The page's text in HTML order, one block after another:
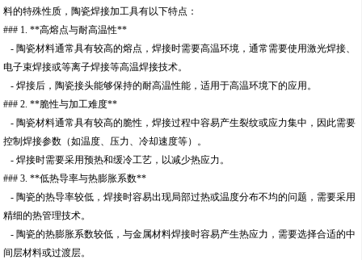
料的特殊性质，陶瓷焊接加工具有以下特点：
### 1. **高熔点与耐高温性**
- 陶瓷材料通常具有较高的熔点，焊接时需要高温环境，通常需要使用激光焊接、
电子束焊接或等离子焊接等高温焊接技术。
- 焊接后，陶瓷接头能够保持的耐高温性能，适用于高温环境下的应用。
### 2. **脆性与加工难度**
- 陶瓷材料通常具有较高的脆性，焊接过程中容易产生裂纹或应力集中，因此需要
控制焊接参数（如温度、压力、冷却速度等）。
- 焊接时需要采用预热和缓冷工艺，以减少热应力。
### 3. **低热导率与热膨胀系数**
- 陶瓷的热导率较低，焊接时容易出现局部过热或温度分布不均的问题，需要采用
精细的热管理技术。
- 陶瓷的热膨胀系数较低，与金属材料焊接时容易产生热应力，需要选择合适的中
间层材料或过渡层。